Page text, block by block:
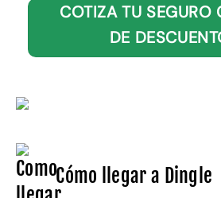
COTIZA TU SEGURO
DE
Cómo llegar a Dingle